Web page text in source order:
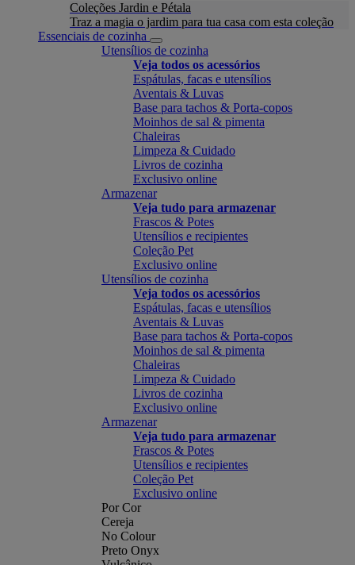
Coleções Jardin e Pétala
Traz a magia o jardim para tua casa com esta coleção
Essenciais de cozinha
Utensílios de cozinha
Veja todos os acessórios
Espátulas, facas e utensílios
Aventais & Luvas
Base para tachos & Porta-copos
Moinhos de sal & pimenta
Chaleiras
Limpeza & Cuidado
Livros de cozinha
Exclusivo online
Armazenar
Veja tudo para armazenar
Frascos & Potes
Utensílios e recipientes
Coleção Pet
Exclusivo online
Utensílios de cozinha
Veja todos os acessórios
Espátulas, facas e utensílios
Aventais & Luvas
Base para tachos & Porta-copos
Moinhos de sal & pimenta
Chaleiras
Limpeza & Cuidado
Livros de cozinha
Exclusivo online
Armazenar
Veja tudo para armazenar
Frascos & Potes
Utensílios e recipientes
Coleção Pet
Exclusivo online
Por Cor
Cereja
No Colour
Preto Onyx